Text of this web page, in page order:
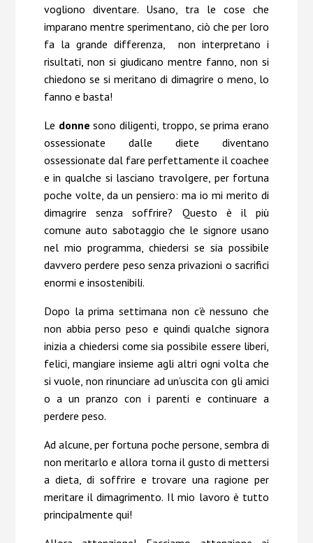
vogliono diventare. Usano, tra le cose che
imparano mentre sperimentano, ciò che per loro
fa la grande differenza, non interpretano i
risultati, non si giudicano mentre fanno, non si
chiedono se si meritano di dimagrire o meno, lo
fanno e basta!
Le donne sono diligenti, troppo, se prima erano
ossessionate dalle diete diventano
ossessionate dal fare perfettamente il coachee
e in qualche si lasciano travolgere, per fortuna
poche volte, da un pensiero: ma io mi merito di
dimagrire senza soffrire? Questo è il più
comune auto sabotaggio che le signore usano
nel mio programma, chiedersi se sia possibile
davvero perdere peso senza privazioni o sacrifici
enormi e insostenibili.
Dopo la prima settimana non c’è nessuno che
non abbia perso peso e quindi qualche signora
inizia a chiedersi come sia possibile essere liberi,
felici, mangiare insieme agli altri ogni volta che
si vuole, non rinunciare ad un’uscita con gli amici
o a un pranzo con i parenti e continuare a
perdere peso.
Ad alcune, per fortuna poche persone, sembra di
non meritarlo e allora torna il gusto di mettersi
a dieta, di soffrire e trovare una ragione per
meritare il dimagrimento. Il mio lavoro è tutto
principalmente qui!